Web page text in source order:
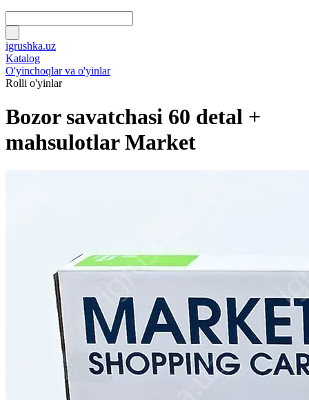
igrushka.uz
Katalog
O'yinchoqlar va o'yinlar
Rolli o'yinlar
Bozor savatchasi 60 detal +
mahsulotlar Market